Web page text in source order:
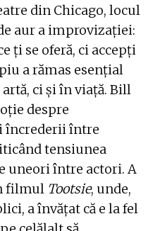
din Chicago, locul
aur a improvizației:
ți se oferă, ci accepți
a rămas esențial
ci și în viață. Bill
despre
încrederii între
tensiunea
uneori între actori. A
filmul Tootsie, unde,
a învățat că e la fel